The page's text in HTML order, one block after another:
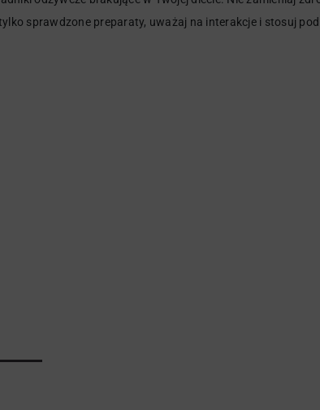
sprawdzone preparaty, uważaj na interakcje i stosuj